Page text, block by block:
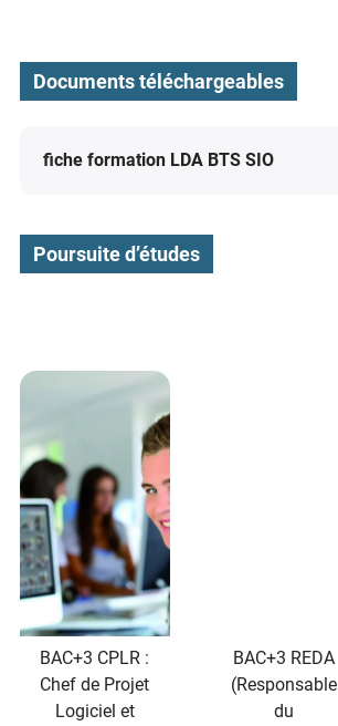
Documents téléchargeables
fiche formation LDA BTS SIO
Poursuite d’études
BAC+3 CPLR :
Chef de Projet
Logiciel et
BAC+3 REDA
(Responsable
du